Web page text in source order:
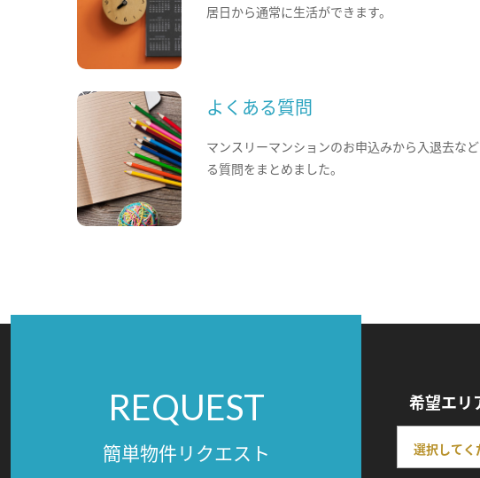
居日から通常に生活ができます。
よくある質問
マンスリーマンションのお申込みから入退去な
る質問をまとめました。
REQUEST
簡単物件リクエスト
希望エリ